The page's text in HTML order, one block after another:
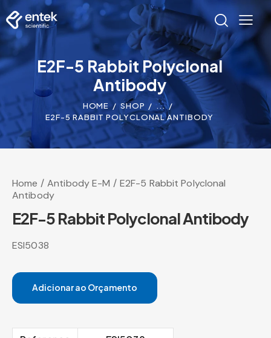
E2F-5 Rabbit Polyclonal
Antibody
HOME SHOP
...
E2F-5 RABBIT POLYCLONAL ANTIBODY
Home Antibody E-M
E2F-5 Rabbit Polyclonal
Antibody
E2F-5 Rabbit Polyclonal Antibody
ESI5038
Adicionar ao Orçamento